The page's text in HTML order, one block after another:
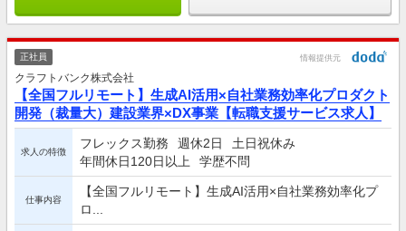
正社員 情報提供元
クラフトバンク株式会社
【全国フルリモート】生成AI活用×自社業務効率化プロダクト
開発（裁量大）建設業界×DX事業【転職支援サービス求人】
求人の特徴
フレックス勤務 週休2日
土日祝休み
年間休日120日以上
学歴不問
仕事内容
【全国フルリモート】生成AI活用×自社業務効率化プ
ロ...